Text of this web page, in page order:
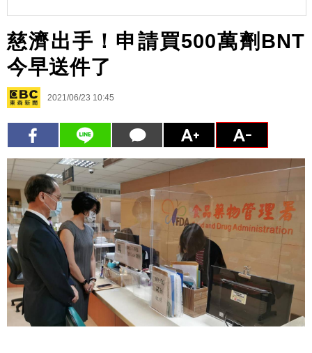
慈濟出手！申請買500萬劑BNT
今早送件了
2021/06/23 10:45